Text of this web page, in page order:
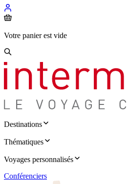
Votre panier est vide
Destinations
Thématiques
Voyages personnalisés
Conférenciers